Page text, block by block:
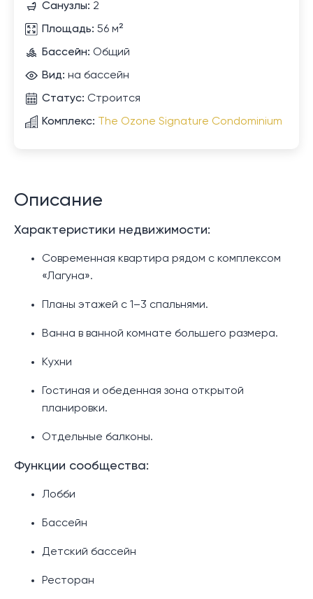
Санузлы: 2
Площадь: 56 м²
Бассейн: Общий
Вид: на бассейн
Статус: Строится
Комплекс: The Ozone Signature Condominium
Описание
Характеристики недвижимости:
Современная квартира рядом с комплексом
«Лагуна».
Планы этажей с 1–3 спальнями.
Ванна в ванной комнате большего размера.
Кухни
Гостиная и обеденная зона открытой
планировки.
Отдельные балконы.
Функции сообщества:
Лобби
Бассейн
Детский бассейн
Ресторан